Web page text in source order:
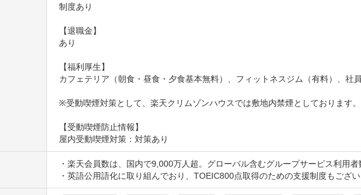
制度あり
【退職金】
あり
【福利厚生】
カフェテリア（朝食・昼食・夕食基本無料）、フィットネスジム（有料）、社
※受動喫煙対策として、楽天クリムゾンハウスでは敷地内禁煙としております
【受動喫煙防止情報】
屋内受動喫煙対策：対策あり
・楽天会員数は、国内で9,000万人超。グローバル含むグループサービス利用
・英語公用語化に取り組んでおり、TOEIC800点取得のための支援制度もござ